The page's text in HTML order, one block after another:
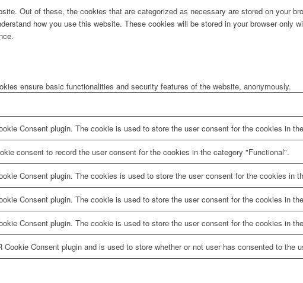
Out of these, the cookies that are categorized as necessary are stored on your
how you use this website. These cookies will be stored in your browser only
ensure basic functionalities and security features of the website, anonymously.
Consent plugin. The cookie is used to store the user consent for the cookies in
consent to record the user consent for the cookies in the category "Functional".
Consent plugin. The cookies is used to store the user consent for the cookies in
Consent plugin. The cookie is used to store the user consent for the cookies in
Consent plugin. The cookie is used to store the user consent for the cookies in
Consent plugin and is used to store whether or not user has consented to the